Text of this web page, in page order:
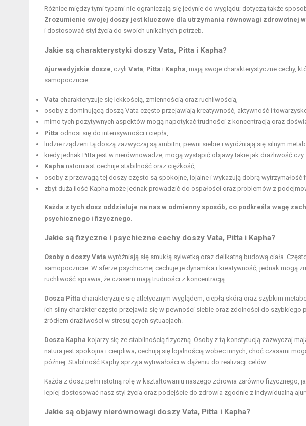
Różnice między tymi typami nie ograniczają się jedynie do wyglądu; dotyczą także
Zrozumienie swojej doszy jest kluczowe dla utrzymania równowagi zdrowotnej
i dostosować styl życia do swoich unikalnych potrzeb.
Jakie są charakterystyki doszy Vata, Pitta i Kapha?
Ajurwedyjskie dosze, czyli Vata, Pitta i Kapha, mają swoje charakterystyczne cechy,
samopoczucie.
Vata charakteryzuje się lekkością, zmiennością oraz ruchliwością,
osoby z dominującą doszą Vata często przejawiają kreatywność, aktywność i
mimo tych pozytywnych aspektów mogą napotykać trudności z koncentracją oraz
Pitta odnosi się do intensywności i ciepła,
ludzie rządzeni tą doszą zazwyczaj są ambitni, pewni siebie i wyróżniają się silnym
kiedy jednak Pitta jest w nierównowadze, mogą wystąpić objawy takie jak drażliwość
Kapha natomiast cechuje stabilność oraz ciężkość,
osoby z przewagą tej doszy często są spokojne, lojalne i wykazują dobrą wytrzymałość
zbyt duża ilość Kapha może jednak prowadzić do ospałości oraz problemów z
Każda z tych dosz oddziałuje na nas w odmienny sposób, co podkreśla wagę
psychicznego i fizycznego.
Jakie są fizyczne i psychiczne cechy doszy Vata, Pitta i Kapha?
Osoby o doszy Vata wyróżniają się smukłą sylwetką oraz delikatną budową ciała.
samopoczucie. W sferze psychicznej cechuje je dynamika i kreatywność, jednak mogą
ruchliwość sprawia, że czasem mają trudności z koncentracją.
Dosza Pitta charakteryzuje się atletycznym wyglądem, ciepłą skórą oraz szybkim
ich silny charakter często przejawia się w pewności siebie oraz zdolności do szybkiego
źródłem drażliwości w stresujących sytuacjach.
Dosza Kapha kojarzy się ze stabilnością fizyczną. Osoby z tą konstytucją zazwyczaj
natura jest spokojna i cierpliwa; cechują się lojalnością wobec innych, choć czasami
później. Stabilność Kaphy sprzyja wytrwałości w dążeniu do realizacji celów.
Każda z dosz pełni istotną rolę w kształtowaniu naszego zdrowia zarówno fizycznego,
lepiej dostosować nasz styl życia oraz podejście do zdrowia zgodnie z indywidualną
Jakie są objawy nierównowagi doszy Vata, Pitta i Kapha?